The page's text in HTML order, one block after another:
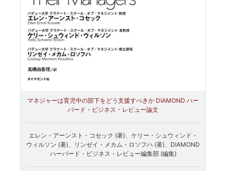
マネジャーは育児中の部下をどう支援すべきか DIAMOND ハー
バード・ビジネス・レビュー論文
エレン・アーンスト・コセック (著)、ケリー・シュウィンド・
ウィルソン (著)、リンゼイ・メカム・ロソフハ (著)、DIAMOND
ハーバード・ビジネス・レビュー編集部 (編集)